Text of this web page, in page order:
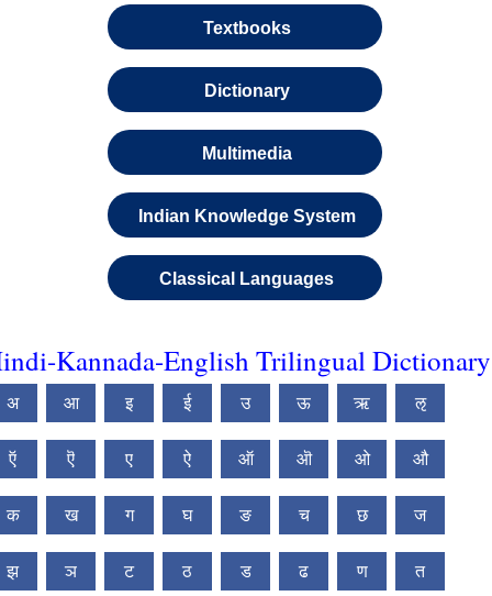
Textbooks
Dictionary
Multimedia
Indian Knowledge System
Classical Languages
Kannada-English Trilingual Dictionary
अ आ इ ई उ ऊ ऋ ऌ
ऍ ऎ ए ऐ ऑ ऒ ओ औ
क ख ग घ ङ च छ ज
झ ञ ट ठ ड ढ ण त